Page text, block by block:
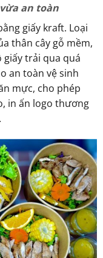
an toàn
giấy kraft. Loại
thân cây gỗ mềm,
giấy trải qua quá
an toàn vệ sinh
mực, cho phép
in ấn logo thương